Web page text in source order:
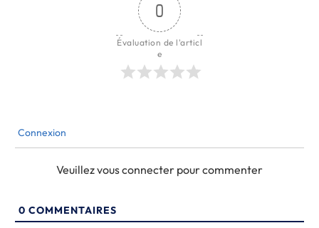
0
Évaluation de l'articl
e
Connexion
Veuillez vous connecter pour commenter
0 COMMENTAIRES